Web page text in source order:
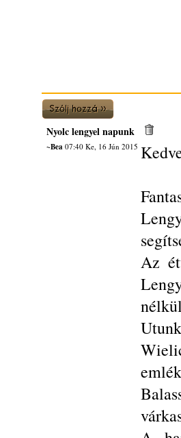
Nyolc lengyel napunk
~Bea 07:40 Ke, 16 Jún 2015
Az